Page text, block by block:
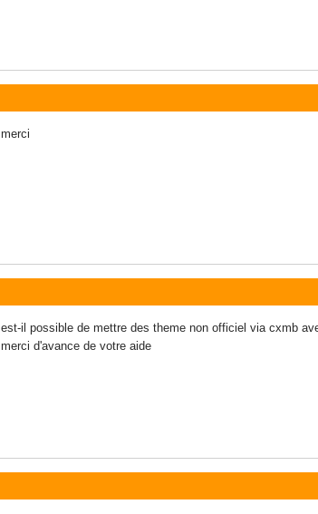
merci
est-il possible de mettre des theme non officiel via cxmb
merci d'avance de votre aide